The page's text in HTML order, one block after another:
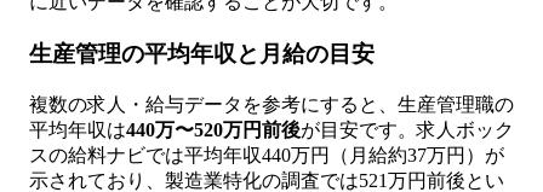
生産管理の平均年収と月給の目安
複数の求人・給与データを参考にすると、生産管理職の
平均年収は440万〜520万円前後が目安です。求人ボック
スの給料ナビでは平均年収440万円（月給約37万円）が
示されており、製造業特化の調査では521万円前後とい